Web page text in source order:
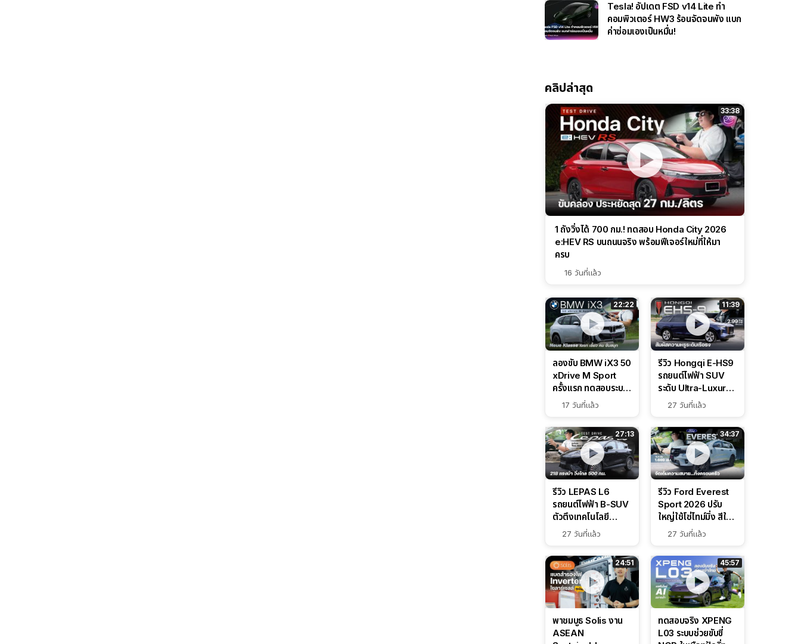
Tesla! อัปเดต FSD v14 Lite ทำ
คอมพิวเตอร์ HW3 ร้อนจัดจนพัง แบก
ค่าซ่อมเองเป็นหมื่น!
คลิปล่าสุด
33:38
1 ถังวิ่งได้ 700 กม.! ทดสอบ Honda City 2026
e:HEV RS บนถนนจริง พร้อมฟีเจอร์ใหม่ที่ให้มา
ครบ
16 วันที่แล้ว
22:22
ลองขับ BMW iX3 50
xDrive M Sport
ครั้งแรก ทดสอบระบบ
ช่วยขับ และ
จัดเต็มในสนาม
17 วันที่แล้ว
11:39
รีวิว Hongqi E-HS9
รถยนต์ไฟฟ้า SUV
ระดับ Ultra-Luxury
ดีไซน์หรูหรา ช่วงล่าง
ระดับ
27 วันที่แล้ว
27:13
รีวิว LEPAS L6
รถยนต์ไฟฟ้า B-SUV
ตัวตึงเทคโนโลยี
Bosch IPB 2.0 ช่วง
แสนต้น
27 วันที่แล้ว
34:37
รีวิว Ford Everest
Sport 2026 ปรับ
ใหญ่ใช้โซ่ไทม์มิ่ง สีใหม่
Command Grey
สายลุย
27 วันที่แล้ว
24:51
พาชมบูธ Solis งาน
ASEAN
45:57
ทดสอบจริง XPENG
L03 ระบบช่วยขับขี่